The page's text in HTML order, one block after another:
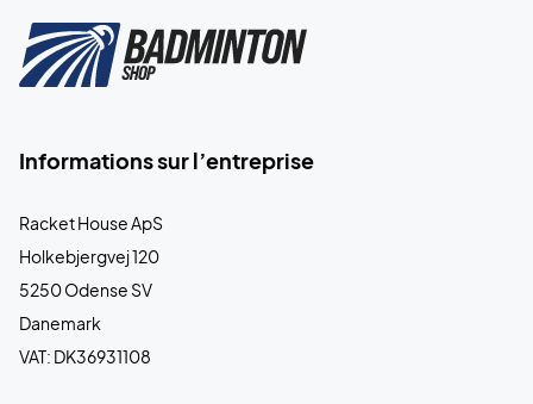
Informations sur l’entreprise
Racket House ApS
Holkebjergvej 120
5250 Odense SV
Danemark
VAT: DK36931108